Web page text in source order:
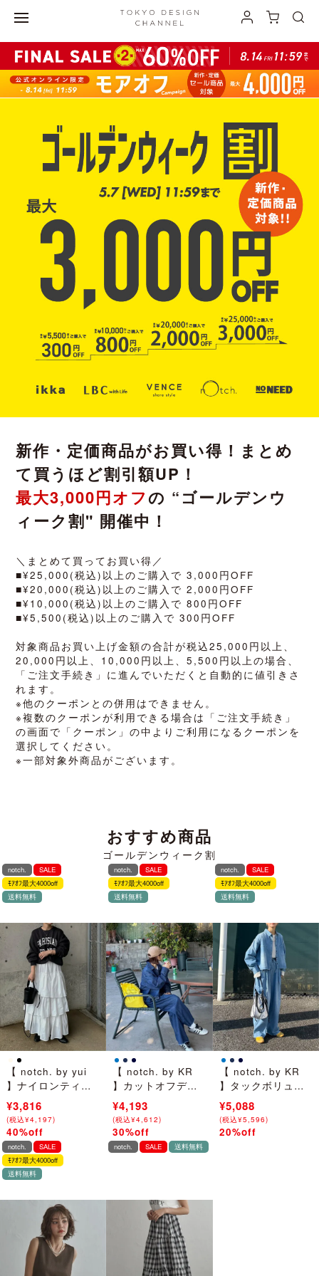
新作・定価商品がお買い得！まとめ
て買うほど割引額UP！
最大3,000円オフの “ゴールデンウ
ィーク割" 開催中！
＼まとめて買ってお買い得／
■¥25,000(税込)以上のご購入で 3,000円OFF
■¥20,000(税込)以上のご購入で 2,000円OFF
■¥10,000(税込)以上のご購入で 800円OFF
■¥5,500(税込)以上のご購入で 300円OFF
対象商品お買い上げ金額の合計が税込25,000円以上、
20,000円以上、10,000円以上、5,500円以上の場合、
「ご注文手続き」に進んでいただくと自動的に値引きさ
れます。
※他のクーポンとの併用はできません。
※複数のクーポンが利用できる場合は「ご注文手続き」
の画面で「クーポン」の中よりご利用になるクーポンを
選択してください。
※一部対象外商品がございます。
おすすめ商品
ゴールデンウィーク割
notch.
SALE
ﾓｱｵﾌ最大4000off
送料無料
【 notch. by yui
】ナイロンティア
ードスカート
¥6,360
(税込¥6,996)
→
¥3,816
(税込¥4,197)
40%off
notch.
SALE
ﾓｱｵﾌ最大4000off
送料無料
【 notch. by KR
】カットオフデニ
ムシャツ
¥5,990
(税込¥6,589)
→
¥4,193
(税込¥4,612)
30%off
notch.
SALE
ﾓｱｵﾌ最大4000off
送料無料
【 notch. by KR
】タックボリュー
ムデニムパンツ
¥6,360
(税込¥6,996)
→
¥5,088
(税込¥5,596)
20%off
notch.
SALE
ﾓｱｵﾌ最大4000off
送料無料
notch. SALE 送料無料